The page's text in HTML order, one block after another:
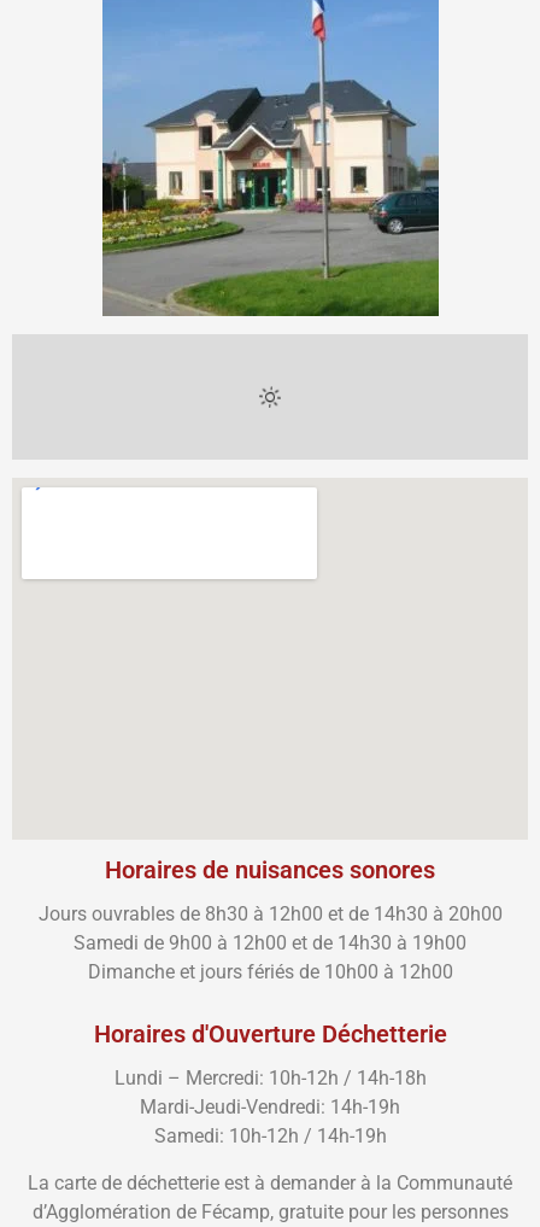
Horaires de nuisances sonores
Jours ouvrables de 8h30 à 12h00 et de 14h30 à 20h00
Samedi de 9h00 à 12h00 et de 14h30 à 19h00
Dimanche et jours fériés de 10h00 à 12h00
Horaires d'Ouverture Déchetterie
Lundi – Mercredi: 10h-12h / 14h-18h
Mardi-Jeudi-Vendredi: 14h-19h
Samedi: 10h-12h / 14h-19h
La carte de déchetterie est à demander à la Communauté
d’Agglomération de Fécamp, gratuite pour les personnes